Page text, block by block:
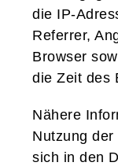
die IP-
Referrer,
Browser
die Zeit des
Nähere
Nutzung
sich in den